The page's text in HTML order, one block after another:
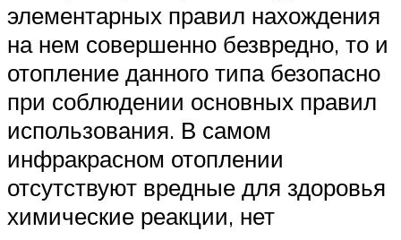
элементарных правил нахождения
на нем совершенно безвредно, то и
отопление данного типа безопасно
при соблюдении основных правил
использования. В самом
инфракрасном отоплении
отсутствуют вредные для здоровья
химические реакции, нет